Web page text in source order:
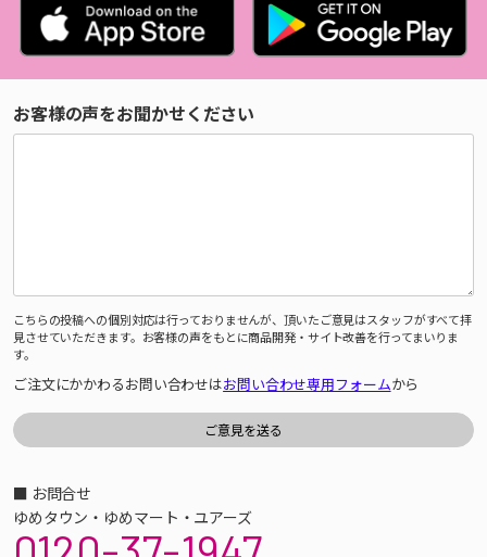
お客様の声をお聞かせください
こちらの投稿への個別対応は行っておりませんが、頂いたご意見はスタッフがすべて拝
見させていただきます。お客様の声をもとに商品開発・サイト改善を行ってまいりま
す。
ご注文にかかわるお問い合わせはお問い合わせ専用フォームから
■ お問合せ
ゆめタウン・ゆめマート・ユアーズ